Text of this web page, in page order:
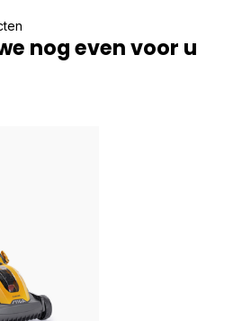
nog even voor u